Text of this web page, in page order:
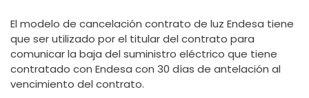
El modelo de cancelación contrato de luz Endesa tiene
que ser utilizado por el titular del contrato para
comunicar la baja del suministro eléctrico que tiene
contratado con Endesa con 30 días de antelación al
vencimiento del contrato.